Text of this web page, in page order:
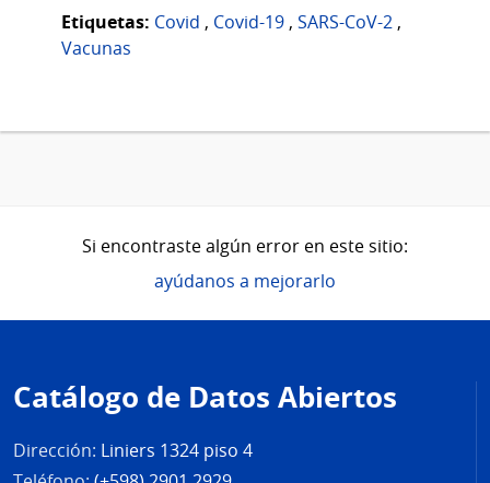
Etiquetas: Covid , Covid-19 , SARS-CoV-2 ,
Vacunas
Si encontraste algún error en este sitio:
ayúdanos a mejorarlo
de
página
Catálogo de Datos Abiertos
Dirección: Liniers 1324 piso 4